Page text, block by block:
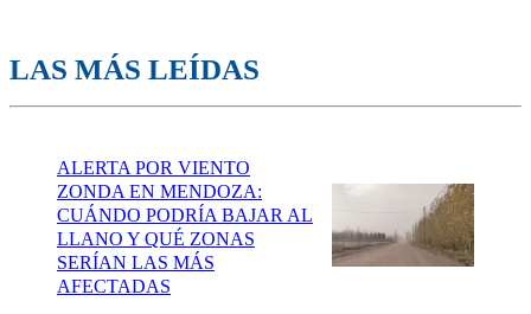
LAS MÁS LEÍDAS
ALERTA POR VIENTO
ZONDA EN MENDOZA:
CUÁNDO PODRÍA BAJAR AL
LLANO Y QUÉ ZONAS
SERÍAN LAS MÁS
AFECTADAS